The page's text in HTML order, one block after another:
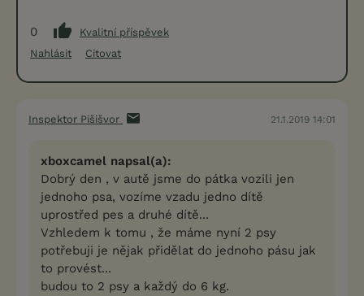
0
Kvalitní příspěvek
Nahlásit
Citovat
Inspektor Pišišvor 21.1.2019 14:01
xboxcamel napsal(a):
Dobrý den , v autě jsme do pátka vozili jen
jednoho psa, vozíme vzadu jedno dítě
uprostřed pes a druhé dítě...
Vzhledem k tomu , že máme nyní 2 psy
potřebuji je nějak přidělat do jednoho pásu jak
to provést...
budou to 2 psy a každý do 6 kg.